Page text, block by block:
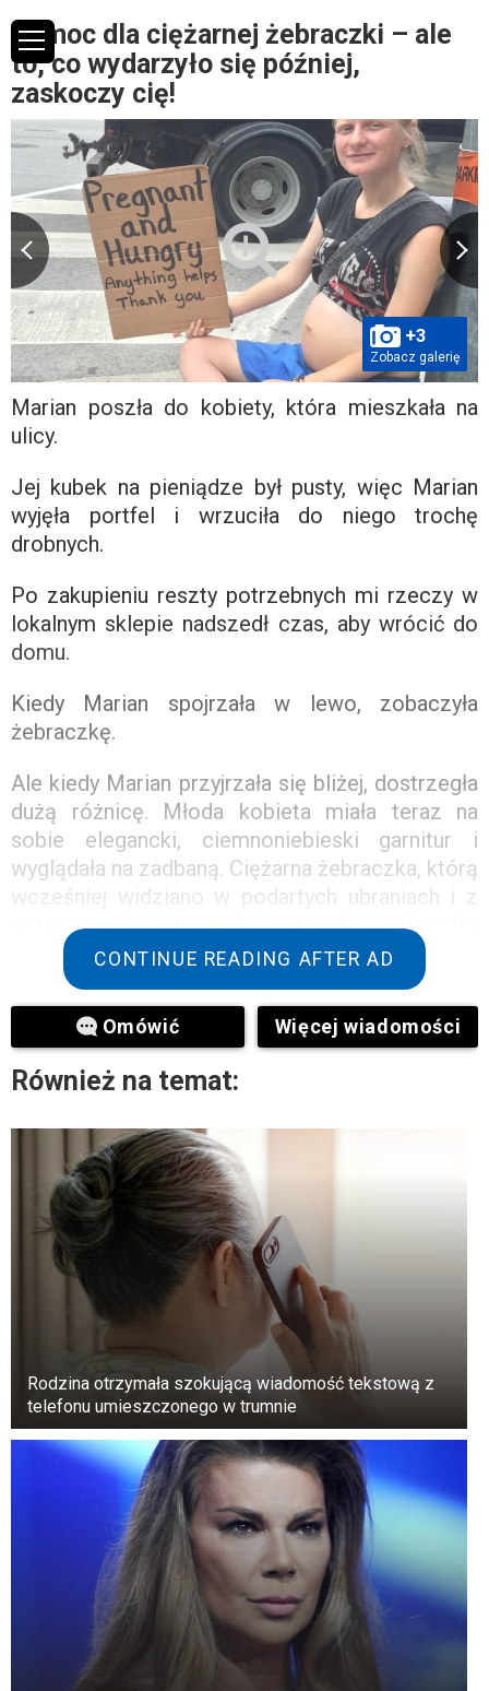
Pomoc dla ciężarnej żebraczki – ale
to, co wydarzyło się później,
zaskoczy cię!
+3
Zobacz galerię
Marian poszła do kobiety, która mieszkała na
ulicy.
Jej kubek na pieniądze był pusty, więc Marian
wyjęła portfel i wrzuciła do niego trochę
drobnych.
Po zakupieniu reszty potrzebnych mi rzeczy w
lokalnym sklepie nadszedł czas, aby wrócić do
domu.
Kiedy Marian spojrzała w lewo, zobaczyła
żebraczkę.
Ale kiedy Marian przyjrzała się bliżej, dostrzegła
dużą różnicę. Młoda kobieta miała teraz na
sobie elegancki, ciemnoniebieski garnitur i
wyglądała na zadbaną. Ciężarna żebraczka, którą
wcześniej widziano w podartych ubraniach i z
potarganymi włosami, przeszła całkowitą
transformację.
+3
Zobacz galerię
Jedyną rzeczą, którą mieli wspólną, był ciążowy
brzuch, który nadal był wyraźnie widoczny.
CONTINUE READING AFTER AD
Omówić Więcej wiadomości
Również na temat:
Rodzina otrzymała szokującą wiadomość tekstową z
telefonu umieszczonego w trumnie